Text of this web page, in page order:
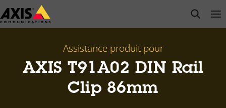
Passer
au
open
Assistance produit pour
AXIS T91A02 DIN Rail
Clip 86mm